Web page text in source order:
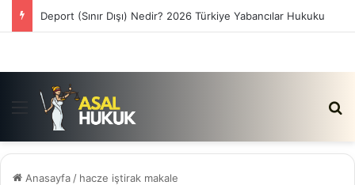
Deport (Sınır Dışı) Nedir? 2026 Türkiye Yabancılar Hukuku
Menü
Anasayfa / hacze iştirak makale